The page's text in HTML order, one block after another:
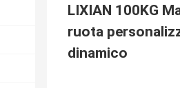
LIXIAN 100KG
ruota
dinamico